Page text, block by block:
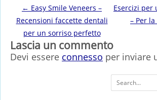
Post navigation
← Easy Smile Veneers –
Recensioni faccette dentali
per un sorriso perfetto
Esercizi per
– Per
Lascia un commento
Devi essere connesso per inviare
Search